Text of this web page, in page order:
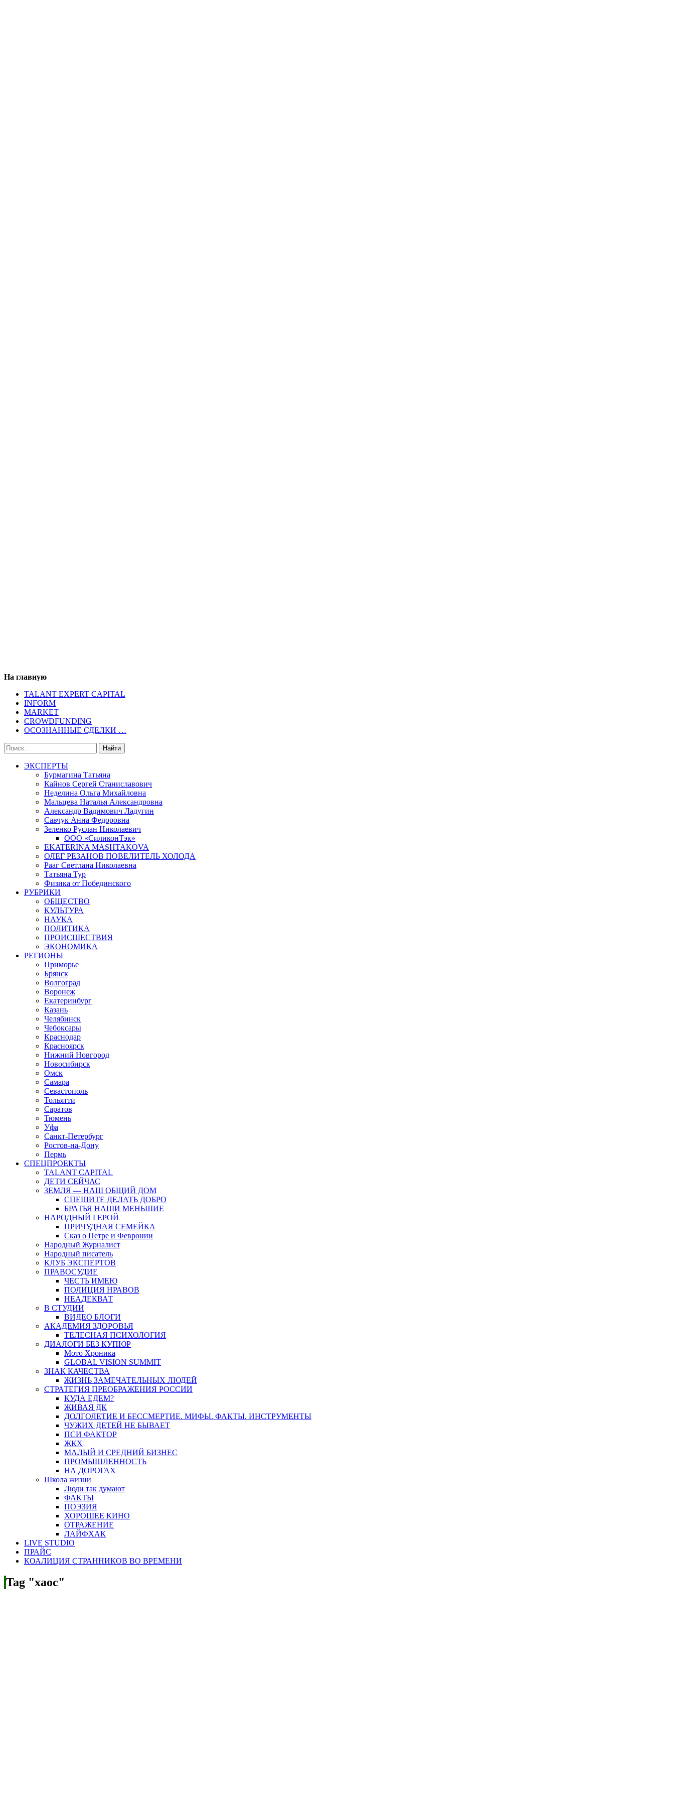
На главную
TALANT EXPERT CAPITAL
INFORM
MARKET
CROWDFUNDING
ОСОЗНАННЫЕ СДЕЛКИ …
ЭКСПЕРТЫ
Бурмагина Татьяна
Кайнов Сергей Станиславович
Неделина Ольга Михайловна
Мальцева Наталья Александровна
Александр Вадимович Ладугин
Савчук Анна Федоровна
Зеленко Руслан Николаевич
ООО «СиликонТэк»
EKATERINA MASHTAKOVA
ОЛЕГ РЕЗАНОВ ПОВЕЛИТЕЛЬ ХОЛОДА
Рааг Светлана Николаевна
Татьяна Тур
Физика от Побединского
РУБРИКИ
ОБЩЕСТВО
КУЛЬТУРА
НАУКА
ПОЛИТИКА
ПРОИСШЕСТВИЯ
ЭКОНОМИКА
РЕГИОНЫ
Приморье
Брянск
Волгоград
Воронеж
Екатеринбург
Казань
Челябинск
Чебоксары
Краснодар
Красноярск
Нижний Новгород
Новосибирск
Омск
Самара
Севастополь
Тольятти
Саратов
Тюмень
Уфа
Санкт-Петербург
Ростов-на-Дону
Пермь
СПЕЦПРОЕКТЫ
TALANT CAPITAL
ДЕТИ СЕЙЧАС
ЗЕМЛЯ — НАШ ОБЩИЙ ДОМ
СПЕШИТЕ ДЕЛАТЬ ДОБРО
БРАТЬЯ НАШИ МЕНЬШИЕ
НАРОДНЫЙ ГЕРОЙ
ПРИЧУДНАЯ СЕМЕЙКА
Сказ о Петре и Февронии
Народный Журналист
Народный писатель
КЛУБ ЭКСПЕРТОВ
ПРАВОСУДИЕ
ЧЕСТЬ ИМЕЮ
ПОЛИЦИЯ НРАВОВ
НЕАДЕКВАТ
В СТУДИИ
ВИДЕО БЛОГИ
АКАДЕМИЯ ЗДОРОВЬЯ
ТЕЛЕСНАЯ ПСИХОЛОГИЯ
ДИАЛОГИ БЕЗ КУПЮР
Мото Хроника
GLOBAL VISION SUMMIT
ЗНАК КАЧЕСТВА
ЖИЗНЬ ЗАМЕЧАТЕЛЬНЫХ ЛЮДЕЙ
СТРАТЕГИЯ ПРЕОБРАЖЕНИЯ РОССИИ
КУДА ЕДЕМ?
ЖИВАЯ ДК
ДОЛГОЛЕТИЕ И БЕССМЕРТИЕ. МИФЫ. ФАКТЫ. ИНСТРУМЕНТЫ
ЧУЖИХ ДЕТЕЙ НЕ БЫВАЕТ
ПСИ ФАКТОР
ЖКХ
МАЛЫЙ И СРЕДНИЙ БИЗНЕС
ПРОМЫШЛЕННОСТЬ
НА ДОРОГАХ
Школа жизни
Люди так думают
ФАКТЫ
ПОЭЗИЯ
ХОРОШЕЕ КИНО
ОТРАЖЕНИЕ
ЛАЙФХАК
LIVE STUDIO
ПРАЙС
КОАЛИЦИЯ СТРАННИКОВ ВО ВРЕМЕНИ
Tag "хаос"